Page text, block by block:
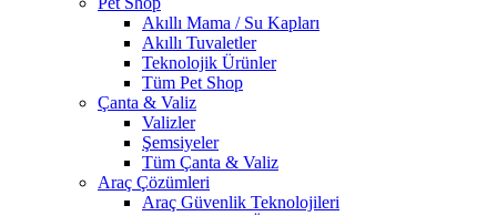
Akıllı Mama / Su Kapları
Akıllı Tuvaletler
Teknolojik Ürünler
Tüm Pet Shop
Çanta & Valiz
Valizler
Şemsiyeler
Tüm Çanta & Valiz
Araç Çözümleri
Araç Güvenlik Teknolojileri